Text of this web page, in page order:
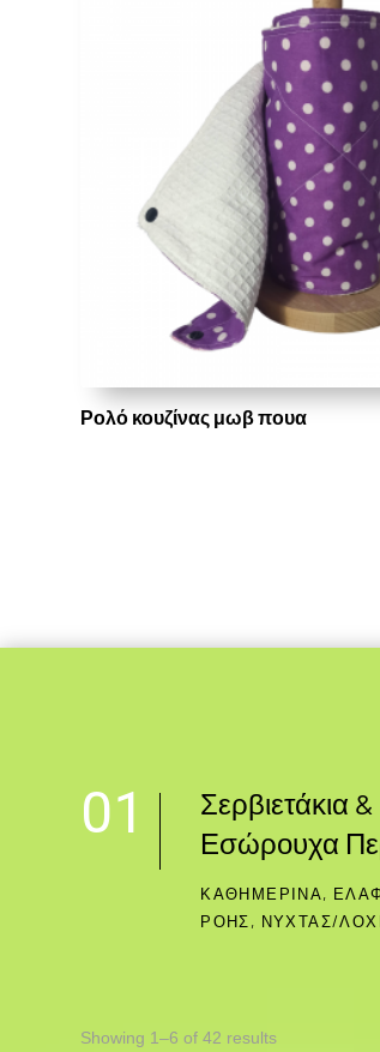
Ρολό κουζίνας μωβ πουα
Σερβιετάκια
Εσώρουχα
ΚΑΘΗΜΕΡΙΝΑ,
ΡΟΗΣ, ΝΥΧΤΑΣ/
Showing 1–6 of 42 results